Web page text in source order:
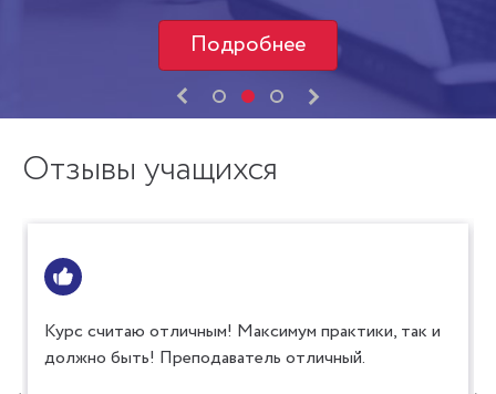
Подробнее
Отзывы учащихся
Курс считаю отличным! Максимум практики, так и
должно быть! Преподаватель отличный.